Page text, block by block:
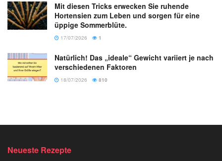
Mit diesen Tricks erwecken Sie ruhende
Hortensien zum Leben und sorgen für eine
üppige Sommerblüte.
17/07/2026 1
Natürlich! Das „ideale“ Gewicht variiert je nach
verschiedenen Faktoren
18/07/2026 810
Neueste Rezepte